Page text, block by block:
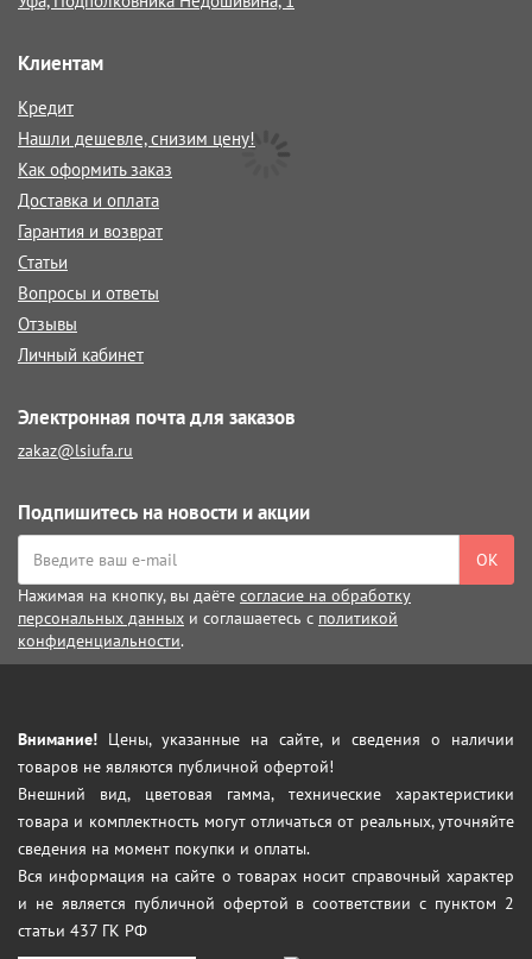
Клиентам
Кредит
Нашли дешевле, снизим цену!
Как оформить заказ
Доставка и оплата
Гарантия и возврат
Статьи
Вопросы и ответы
Отзывы
Личный кабинет
Электронная почта для заказов
zakaz@lsiufa.ru
Подпишитесь на новости и акции
ОК
Нажимая на кнопку, вы даёте согласие на обработку
персональных данных и соглашаетесь с политикой
конфиденциальности.
Внимание! Цены, указанные на сайте, и сведения о наличии
товаров не являются публичной офертой!
Внешний вид, цветовая гамма, технические характеристики
товара и комплектность могут отличаться от реальных, уточняйте
сведения на момент покупки и оплаты.
Вся информация на сайте о товарах носит справочный характер
и не является публичной офертой в соответствии с пунктом 2
статьи 437 ГК РФ